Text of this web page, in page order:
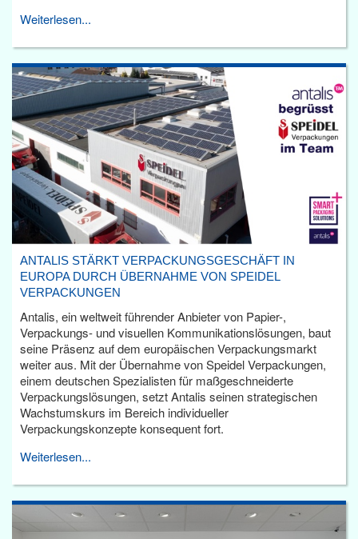
Weiterlesen...
ANTALIS STÄRKT VERPACKUNGSGESCHÄFT IN
EUROPA DURCH ÜBERNAHME VON SPEIDEL
VERPACKUNGEN
Antalis, ein weltweit führender Anbieter von Papier-,
Verpackungs- und visuellen Kommunikationslösungen, baut
seine Präsenz auf dem europäischen Verpackungsmarkt
weiter aus. Mit der Übernahme von Speidel Verpackungen,
einem deutschen Spezialisten für maßgeschneiderte
Verpackungslösungen, setzt Antalis seinen strategischen
Wachstumskurs im Bereich individueller
Verpackungskonzepte konsequent fort.
Weiterlesen...